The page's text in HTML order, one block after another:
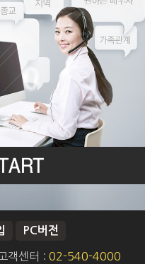
PC버전
고객센터 : 02-540-4000